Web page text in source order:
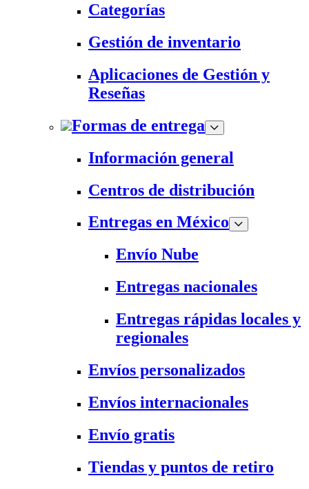
Categorías
Gestión de inventario
Aplicaciones de Gestión y
Reseñas
Formas de entrega
Información general
Centros de distribución
Entregas en México
Envío Nube
Entregas nacionales
Entregas rápidas locales y
regionales
Envíos personalizados
Envíos internacionales
Envío gratis
Tiendas y puntos de retiro